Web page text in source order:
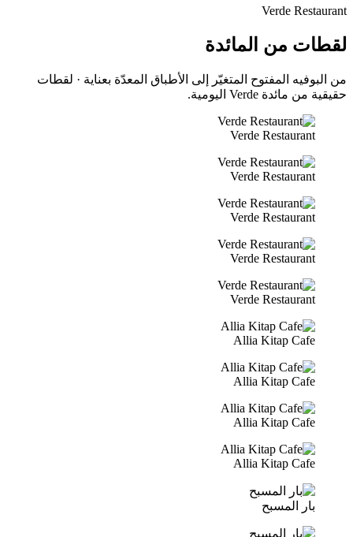
Verde Restaurant
لقطات من المائدة
من البوفيه المفتوح المتغيّر إلى الأطباق المعدّة بعناية · لقطات
حقيقية من مائدة Verde اليومية.
Verde Restaurant
Verde Restaurant
Verde Restaurant
Verde Restaurant
Verde Restaurant
Allia Kitap Cafe
Allia Kitap Cafe
Allia Kitap Cafe
Allia Kitap Cafe
بار المسبح